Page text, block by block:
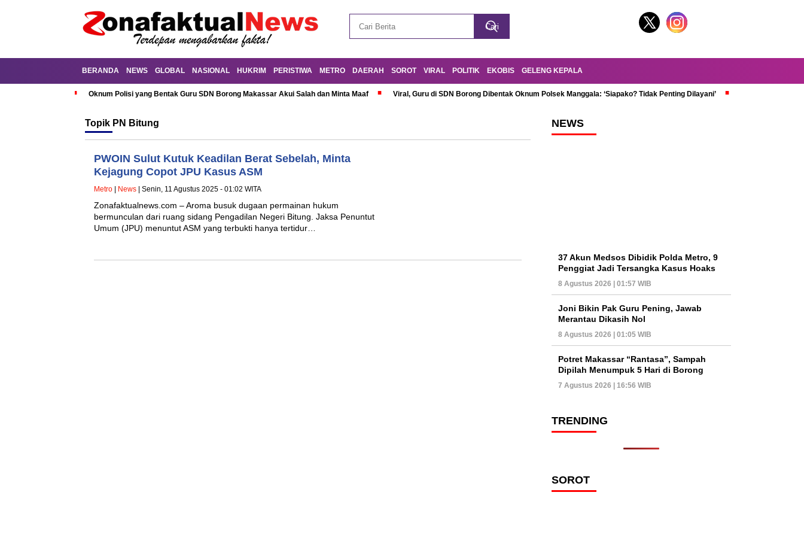
BERANDA NEWS GLOBAL NASIONAL HUKRIM PERISTIWA METRO DAERAH SOROT VIRAL POLITIK EKOBIS GELENG KEPALA
Oknum Polisi yang Bentak Guru SDN Borong Makassar Akui Salah dan Minta Maaf Viral, Guru di SDN Borong Dibentak Oknum Polsek Manggala: ‘Siapako? Tidak Penting Dilayani’
Topik PN Bitung
PWOIN Sulut Kutuk Keadilan Berat Sebelah, Minta
Kejagung Copot JPU Kasus ASM
Metro News | Senin, 11 Agustus 2025 - 01:02 WITA
Zonafaktualnews.com – Aroma busuk dugaan permainan hukum
bermunculan dari ruang sidang Pengadilan Negeri Bitung. Jaksa Penuntut
Umum (JPU) menuntut ASM yang terbukti hanya tertidur…
NEWS
37 Akun Medsos Dibidik Polda Metro, 9
Penggiat Jadi Tersangka Kasus Hoaks
8 Agustus 2026 | 01:57 WIB
Joni Bikin Pak Guru Pening, Jawab
Merantau Dikasih Nol
8 Agustus 2026 | 01:05 WIB
Potret Makassar “Rantasa”, Sampah
Dipilah Menumpuk 5 Hari di Borong
7 Agustus 2026 | 16:56 WIB
TRENDING
SOROT